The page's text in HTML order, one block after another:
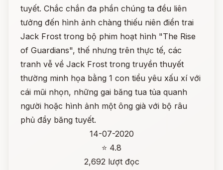
tuyết. Chắc chắn đa phần chúng ta đều liên
tưởng đến hình ảnh chàng thiếu niên điển trai
Jack Frost trong bộ phim hoạt hình "The Rise
of Guardians", thế nhưng trên thực tế, các
tranh vễ về Jack Frost trong truyền thuyết
thường minh họa bằng 1 con tiểu yêu xấu xí với
cái mũi nhọn, những gai băng tua tủa quanh
người hoặc hình ảnh một ông già với bộ râu
phủ đầy băng tuyết.
14-07-2020
⭐ 4.8
2,692 lượt đọc